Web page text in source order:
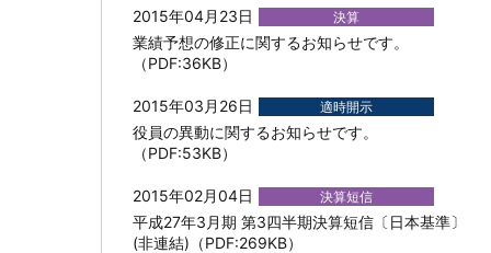
2015年04月23日 決算
業績予想の修正に関するお知らせです。
（PDF:36KB）
2015年03月26日 適時開示
役員の異動に関するお知らせです。
（PDF:53KB）
2015年02月04日 決算短信
平成27年3月期 第3四半期決算短信〔日本基準〕
(非連結)（PDF:269KB）